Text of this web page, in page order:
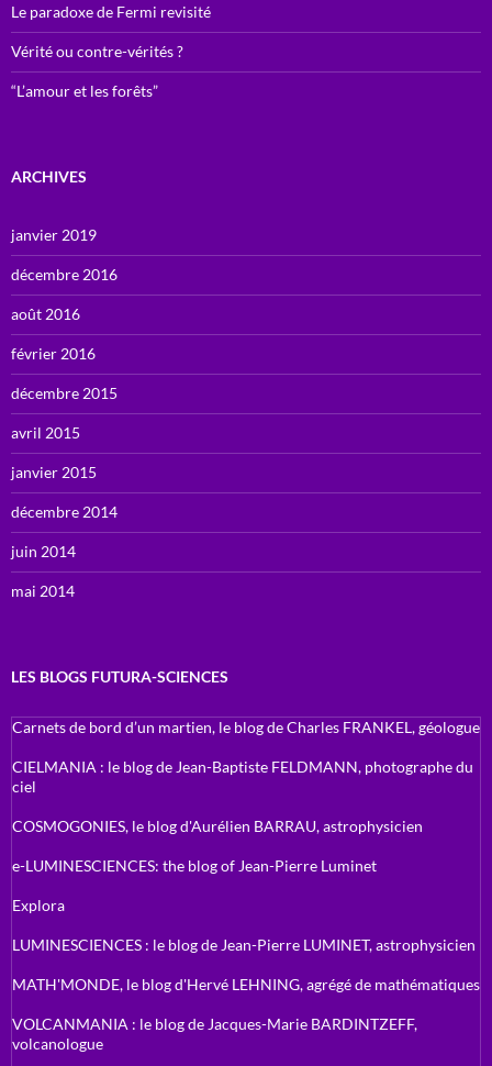
Le paradoxe de Fermi revisité
Vérité ou contre-vérités ?
“L’amour et les forêts”
ARCHIVES
janvier 2019
décembre 2016
août 2016
février 2016
décembre 2015
avril 2015
janvier 2015
décembre 2014
juin 2014
mai 2014
LES BLOGS FUTURA-SCIENCES
Carnets de bord d’un martien, le blog de Charles FRANKEL, géologue
CIELMANIA : le blog de Jean-Baptiste FELDMANN, photographe du
ciel
COSMOGONIES, le blog d'Aurélien BARRAU, astrophysicien
e-LUMINESCIENCES: the blog of Jean-Pierre Luminet
Explora
LUMINESCIENCES : le blog de Jean-Pierre LUMINET, astrophysicien
MATH'MONDE, le blog d'Hervé LEHNING, agrégé de mathématiques
VOLCANMANIA : le blog de Jacques-Marie BARDINTZEFF,
volcanologue